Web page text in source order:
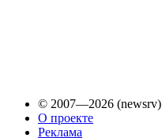
© 2007—2026 (newsrv)
О проекте
Реклама